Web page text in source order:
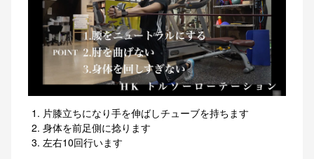
片膝立ちになり手を伸ばしチューブを持ちます
身体を前足側に捻ります
左右10回行います